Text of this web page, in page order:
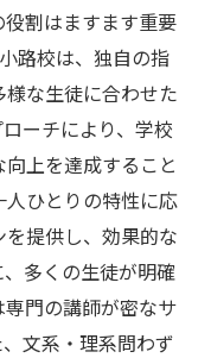
きょうと梅小
割はますます重要
路校は、独自の指
な生徒に合わせた
ーチにより、学校
上を達成すること
ひとりの特性に応
提供し、効果的な
多くの生徒が明確
門の講師が密なサ
文系・理系問わず